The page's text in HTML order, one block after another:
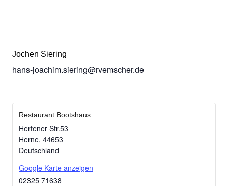
Jochen Siering
hans-joachim.siering@rvemscher.de
Restaurant Bootshaus
Hertener Str.53
Herne, 44653
Deutschland
Google Karte anzeigen
02325 71638